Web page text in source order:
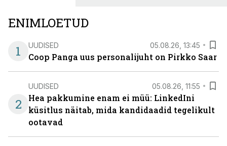
ENIMLOETUD
1
UUDISED 05.08.26, 13:45
Coop Panga uus personalijuht on Pirkko Saar
2
UUDISED 05.08.26, 11:55
Hea pakkumine enam ei müü: LinkedIni
küsitlus näitab, mida kandidaadid tegelikult
ootavad